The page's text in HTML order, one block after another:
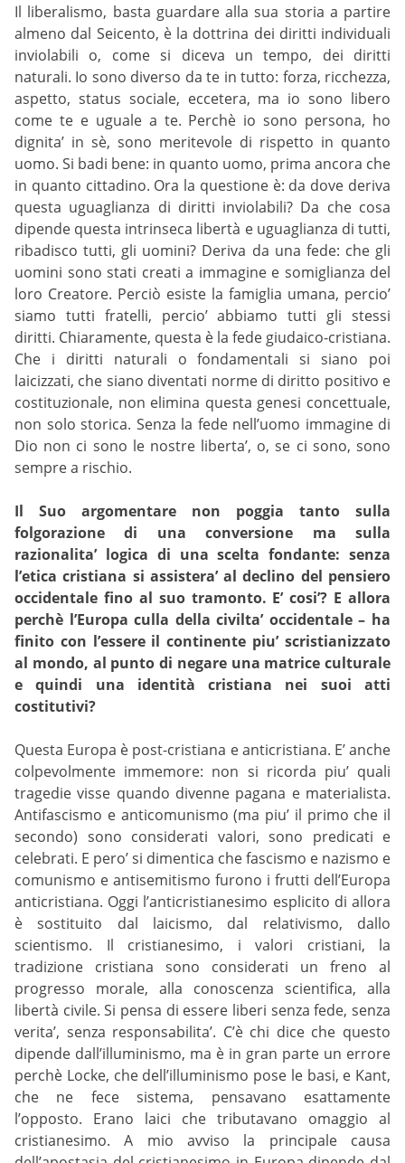
Il liberalismo, basta guardare alla sua storia a partire
almeno dal Seicento, è la dottrina dei diritti individuali
inviolabili o, come si diceva un tempo, dei diritti
naturali. Io sono diverso da te in tutto: forza, ricchezza,
aspetto, status sociale, eccetera, ma io sono libero
come te e uguale a te. Perchè io sono persona, ho
dignita’ in sè, sono meritevole di rispetto in quanto
uomo. Si badi bene: in quanto uomo, prima ancora che
in quanto cittadino. Ora la questione è: da dove deriva
questa uguaglianza di diritti inviolabili? Da che cosa
dipende questa intrinseca libertà e uguaglianza di tutti,
ribadisco tutti, gli uomini? Deriva da una fede: che gli
uomini sono stati creati a immagine e somiglianza del
loro Creatore. Perciò esiste la famiglia umana, percio’
siamo tutti fratelli, percio’ abbiamo tutti gli stessi
diritti. Chiaramente, questa è la fede giudaico-cristiana.
Che i diritti naturali o fondamentali si siano poi
laicizzati, che siano diventati norme di diritto positivo e
costituzionale, non elimina questa genesi concettuale,
non solo storica. Senza la fede nell’uomo immagine di
Dio non ci sono le nostre liberta’, o, se ci sono, sono
sempre a rischio.
Il Suo argomentare non poggia tanto sulla
folgorazione di una conversione ma sulla
razionalita’ logica di una scelta fondante: senza
l’etica cristiana si assistera’ al declino del pensiero
occidentale fino al suo tramonto. E’ cosi’? E allora
perchè l’Europa culla della civilta’ occidentale – ha
finito con l’essere il continente piu’ scristianizzato
al mondo, al punto di negare una matrice culturale
e quindi una identità cristiana nei suoi atti
costitutivi?
Questa Europa è post-cristiana e anticristiana. E’ anche
colpevolmente immemore: non si ricorda piu’ quali
tragedie visse quando divenne pagana e materialista.
Antifascismo e anticomunismo (ma piu’ il primo che il
secondo) sono considerati valori, sono predicati e
celebrati. E pero’ si dimentica che fascismo e nazismo e
comunismo e antisemitismo furono i frutti dell’Europa
anticristiana. Oggi l’anticristianesimo esplicito di allora
è sostituito dal laicismo, dal relativismo, dallo
scientismo. Il cristianesimo, i valori cristiani, la
tradizione cristiana sono considerati un freno al
progresso morale, alla conoscenza scientifica, alla
libertà civile. Si pensa di essere liberi senza fede, senza
verita’, senza responsabilita’. C’è chi dice che questo
dipende dall’illuminismo, ma è in gran parte un errore
perchè Locke, che dell’illuminismo pose le basi, e Kant,
che ne fece sistema, pensavano esattamente
l’opposto. Erano laici che tributavano omaggio al
cristianesimo. A mio avviso la principale causa